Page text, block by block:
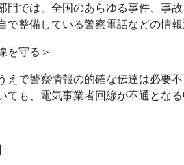
門では、全国のあらゆる事件、事
で整備している警察電話などの情
を守る＞
で警察情報の的確な伝達は必要
ても、電気事業者回線が不通とな